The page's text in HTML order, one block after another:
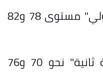
بلغ سعر البلطى "درجة أولي" مستوى 78 و82
سجل سعر البلطى :درجة ثانية" نحو 70 و76